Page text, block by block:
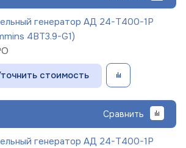
генератор АД 24-Т400-1Р
4BT3.9-G1)
стоимость
Сравнить
генератор АД 24-Т400-1Р